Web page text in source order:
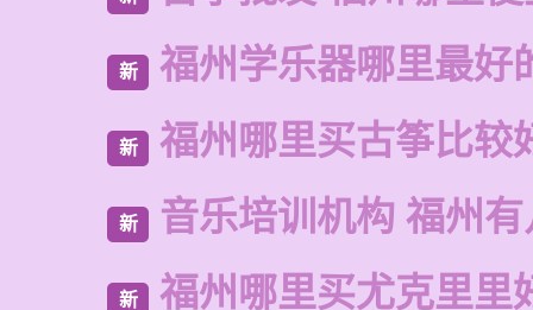
新 福州学乐器哪里最好
新 福州哪里买古筝比较
新 音乐培训机构 福州
新 福州哪里买尤克里里